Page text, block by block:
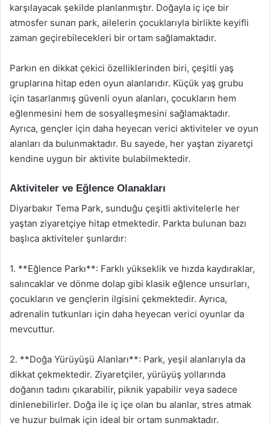
karşılayacak şekilde planlanmıştır. Doğayla iç içe bir
atmosfer sunan park, ailelerin çocuklarıyla birlikte keyifli
zaman geçirebilecekleri bir ortam sağlamaktadır.
Parkın en dikkat çekici özelliklerinden biri, çeşitli yaş
gruplarına hitap eden oyun alanlarıdır. Küçük yaş grubu
için tasarlanmış güvenli oyun alanları, çocukların hem
eğlenmesini hem de sosyalleşmesini sağlamaktadır.
Ayrıca, gençler için daha heyecan verici aktiviteler ve oyun
alanları da bulunmaktadır. Bu sayede, her yaştan ziyaretçi
kendine uygun bir aktivite bulabilmektedir.
Aktiviteler ve Eğlence Olanakları
Diyarbakır Tema Park, sunduğu çeşitli aktivitelerle her
yaştan ziyaretçiye hitap etmektedir. Parkta bulunan bazı
başlıca aktiviteler şunlardır:
1. **Eğlence Parkı**: Farklı yükseklik ve hızda kaydıraklar,
salıncaklar ve dönme dolap gibi klasik eğlence unsurları,
çocukların ve gençlerin ilgisini çekmektedir. Ayrıca,
adrenalin tutkunları için daha heyecan verici oyunlar da
mevcuttur.
2. **Doğa Yürüyüşü Alanları**: Park, yeşil alanlarıyla da
dikkat çekmektedir. Ziyaretçiler, yürüyüş yollarında
doğanın tadını çıkarabilir, piknik yapabilir veya sadece
dinlenebilirler. Doğa ile iç içe olan bu alanlar, stres atmak
ve huzur bulmak için ideal bir ortam sunmaktadır.